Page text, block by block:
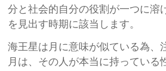
分と社会的自分の役割が一つに溶
を見出す時期に該当します。
海王星は月に意味が似ている為、
月は、その人が本当に持っている